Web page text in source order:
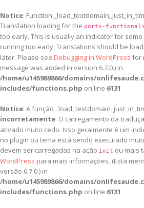
Notice: Function
Translation loading for the porto-
too early. This is usually an indicator for
running too early. Translations should be
later. Please see Debugging in WordPress for
message was added in version 6.7.0.) in
/home/u145989866/domains/
includes/functions.php on line 6131
Notice: A função
incorretamente. O carregamento da
ativado muito cedo. Isso geralmente é um
no plugin ou tema está sendo executado
devem ser carregadas na ação init ou mais
WordPress para mais informações. (Esta
versão 6.7.0.) in
/home/u145989866/domains/
includes/functions.php on line 6131